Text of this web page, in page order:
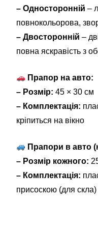
– Односторонній –
повнокольорова,
– Двосторонній –
повна яскравість з
Прапор на авто:
– Розмір: 45 × 30 см
– Комплектація:
кріпиться на вікно
Прапори в авто
– Розмір кожного:
– Комплектація:
присоскою (для скла)